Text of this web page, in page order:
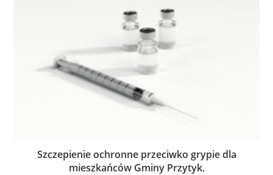
Szczepienie ochronne przeciwko grypie dla
mieszkańców Gminy Przytyk.